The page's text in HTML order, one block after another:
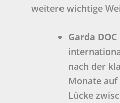
weitere wichtige
Garda
nach der
Monate
Lücke